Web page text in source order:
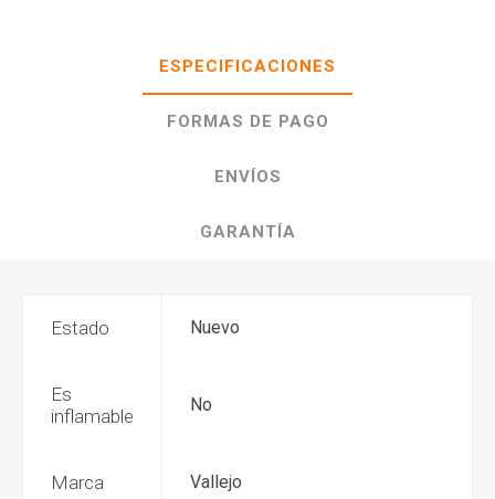
ESPECIFICACIONES
FORMAS DE PAGO
ENVÍOS
GARANTÍA
Estado Nuevo
Es
inflamable
No
Marca Vallejo